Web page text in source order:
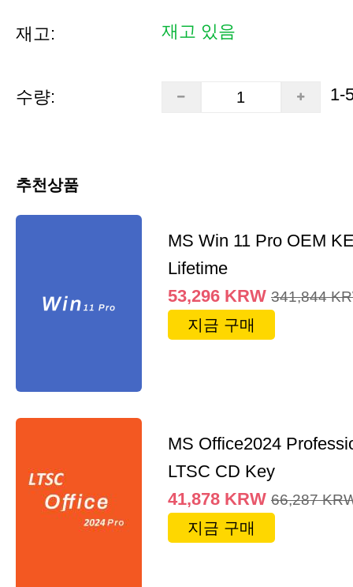
재고: 재고 있음
수량: 1-
추천상품
MS Win 11 Pro OEM
Lifetime
53,296 KRW 341,844
지금 구매
MS Office2024
LTSC CD Key
41,878 KRW 66,287
지금 구매